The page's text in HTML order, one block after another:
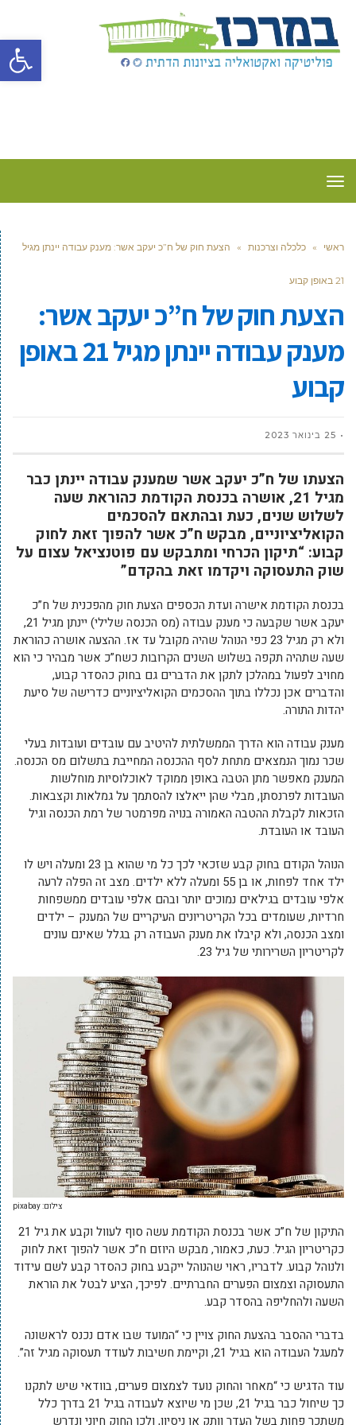
פתח
תפריט
ראשי » כלכלה וצרכנות » הצעת חוק של ח”כ יעקב אשר: מענק עבודה יינתן מגיל
21 באופן קבוע
הצעת חוק של ח”כ יעקב אשר:
מענק עבודה יינתן מגיל 21 באופן
קבוע
25 בינואר 2023
הצעתו של ח”כ יעקב אשר שמענק עבודה יינתן כבר
מגיל 21, אושרה בכנסת הקודמת כהוראת שעה
לשלוש שנים, כעת ובהתאם להסכמים
הקואליציוניים, מבקש ח”כ אשר להפוך זאת לחוק
קבוע: “תיקון הכרחי ומתבקש עם פוטנציאל עצום על
שוק התעסוקה ויקדמו זאת בהקדם”
בכנסת הקודמת אישרה ועדת הכספים הצעת חוק מהפכנית של ח”כ
יעקב אשר שקבעה כי מענק עבודה (מס הכנסה שלילי) יינתן מגיל 21,
ולא רק מגיל 23 כפי הנוהל שהיה מקובל עד אז. ההצעה אושרה כהוראת
שעה שתהיה תקפה בשלוש השנים הקרובות כשח”כ אשר מבהיר כי הוא
מחויב לפעול במהלכן לתקן את הדברים גם בחוק כהסדר קבוע,
והדברים אכן נכללו בתוך ההסכמים הקואליציוניים כדרישה של סיעת
יהדות התורה.
מענק עבודה הוא הדרך הממשלתית להיטיב עם עובדים ועובדות בעלי
שכר נמוך הנמצאים מתחת לסף ההכנסה המחייבת בתשלום מס הכנסה.
המענק מאפשר מתן הטבה באופן ממוקד לאוכלוסיות מוחלשות
העובדות לפרנסתן, מבלי שהן ייאלצו להסתמך על גמלאות וקצבאות.
הזכאות לקבלת ההטבה האמורה בנויה מפרמטר של רמת הכנסה וגיל
העובד או העובדת.
הנוהל הקודם בחוק קבע שזכאי לכך כל מי שהוא בן 23 ומעלה ויש לו
ילד אחד לפחות, או בן 55 ומעלה ללא ילדים. מצב זה הפלה לרעה
אלפי עובדים בגילאים נמוכים יותר ובהם אלפי עובדים ממשפחות
חרדיות, שעומדים בכל הקריטריונים העיקריים של המענק – ילדים
ומצב הכנסה, ולא קיבלו את מענק העבודה רק בגלל שאינם עונים
לקריטריון השרירותי של גיל 23.
צילום: pixabay
התיקון של ח”כ אשר בכנסת הקודמת עשה סוף לעוול וקבע את גיל 21
כקריטריון הגיל. כעת, כאמור, מבקש היוזם ח”כ אשר להפוך זאת לחוק
ולנוהל קבוע. לדבריו, ראוי שהנוהל ייקבע בחוק כהסדר קבע לשם עידוד
התעסוקה וצמצום הפערים החברתיים. לפיכך, הציע לבטל את הוראת
השעה ולהחליפה בהסדר קבע.
בדברי ההסבר בהצעת החוק צויין כי “המועד שבו אדם נכנס לראשונה
למעגל העבודה הוא בגיל 21, וקיימת חשיבות לעודד תעסוקה מגיל זה”.
עוד הדגיש כי “מאחר והחוק נועד לצמצום פערים, בוודאי שיש לתקנו
כך שיחול כבר בגיל 21, שכן מי שיוצא לעבודה בגיל 21 בדרך כלל
משתכר פחות בשל העדר וותק או ניסיון, ולכן החוק חיוני ונדרש